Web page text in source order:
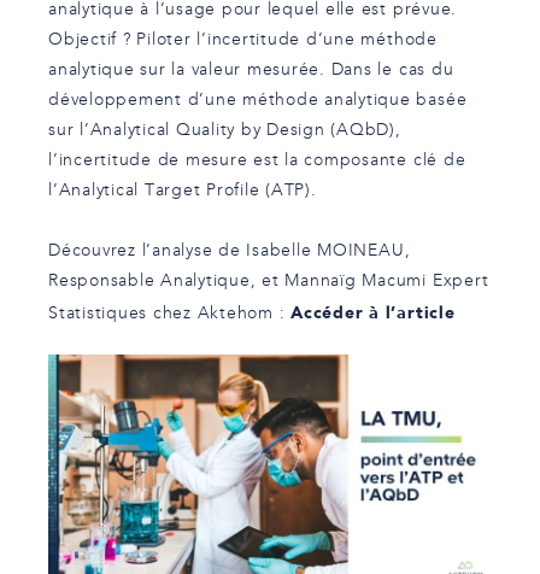
analytique à l’usage pour lequel elle est prévue.
Objectif ? Piloter l’incertitude d’une méthode
analytique sur la valeur mesurée. Dans le cas du
développement d’une méthode analytique basée
sur l’Analytical Quality by Design (AQbD),
l’incertitude de mesure est la composante clé de
l’Analytical Target Profile (ATP).
Découvrez l’analyse de Isabelle MOINEAU ,
Responsable Analytique, et Mannaïg Macumi Expert
Statistiques chez Aktehom :Accéder à l’article